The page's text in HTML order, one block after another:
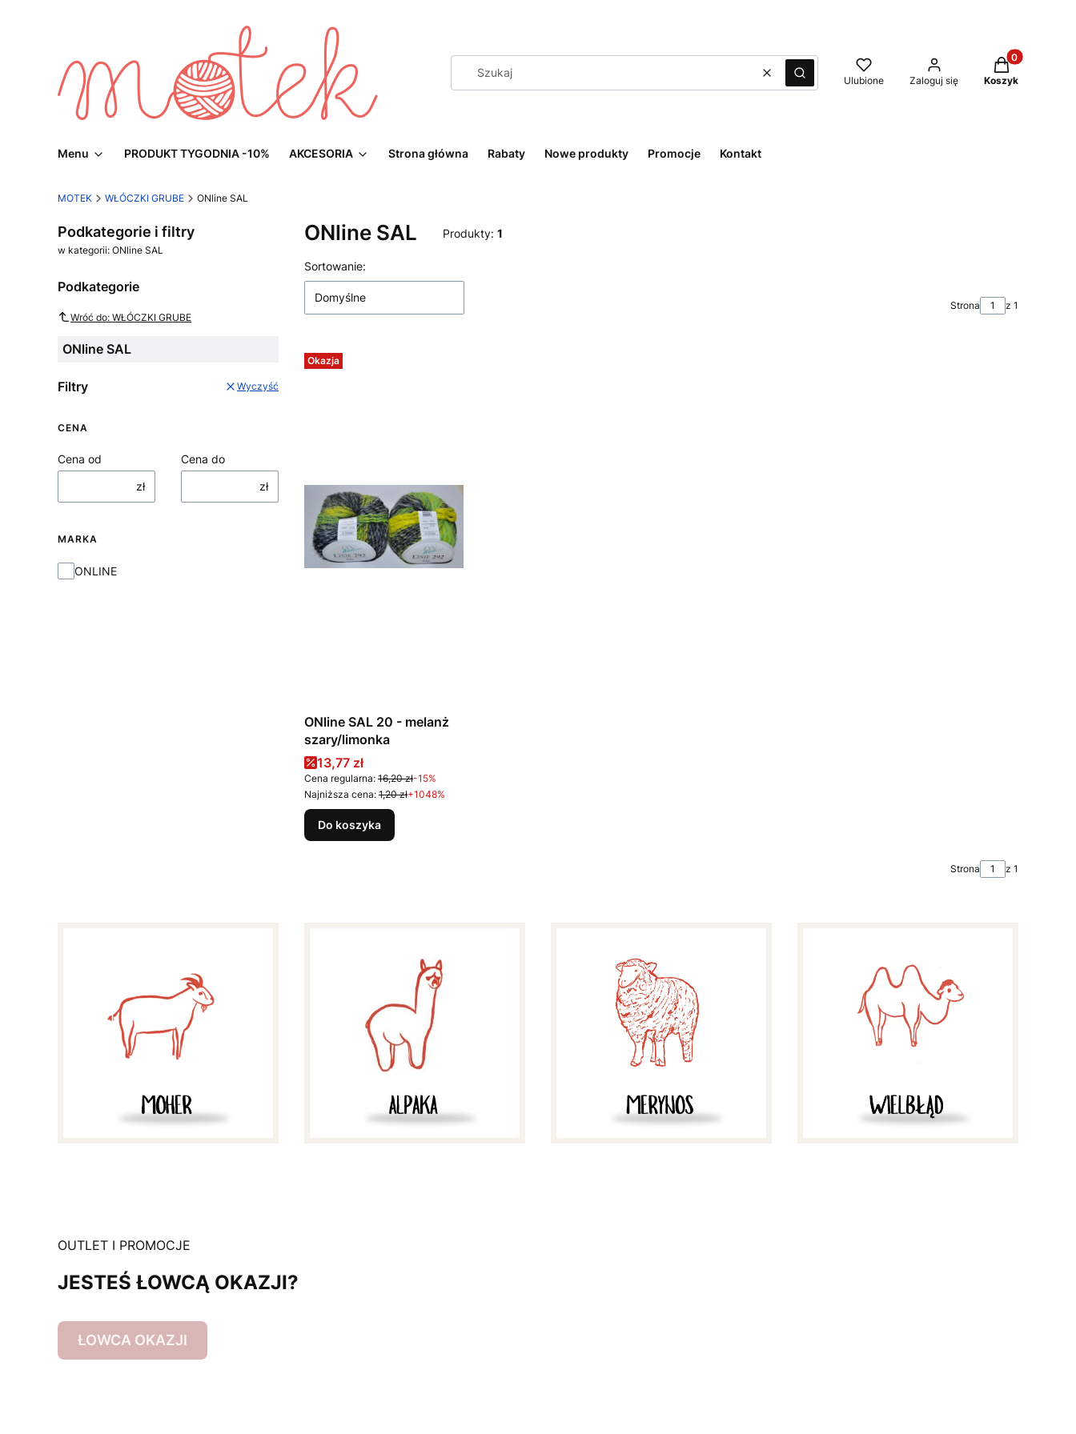
WyczyśćSzukaj Ulubione Zaloguj się
Produkty w
Koszyk
Menu PRODUKT TYGODNIA -10% AKCESORIA Strona główna Rabaty Nowe produkty Promocje Kontakt
MOTEK WŁÓCZKI GRUBE ONline SAL
Podkategorie i filtry
w kategorii: ONline SAL
Podkategorie
Wróć do: WŁÓCZKI GRUBE
ONline SAL
Filtry Wyczyść
CENA
Cena od
zł
Cena do
zł
MARKA
Marka
ONLINE
ONline SAL Produkty: 1
Lista produktów
Sortowanie:
Domyślne
Strona z 1
Okazja
ONline SAL 20 - melanż
szary/limonka
Cena promocyjna
13,77 zł
Cena regularna: 16,20 zł-15%
Najniższa cena: 1,20 zł+1048%
Do koszyka
Strona z 1
OUTLET I PROMOCJE
JESTEŚ ŁOWCĄ OKAZJI?
ŁOWCA OKAZJI